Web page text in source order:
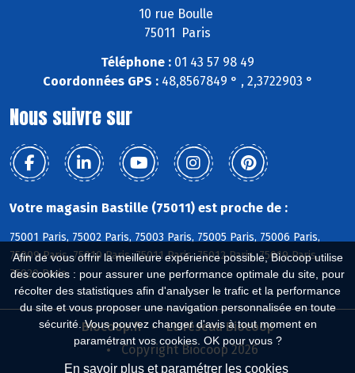
Afin de vous offrir la meilleure expérience possible, Biocoop utilise
des cookies : pour assurer une performance optimale du site, pour
récolter des statistiques afin d'analyser le trafic et la performance
du site et vous proposer une navigation personnalisée en toute
sécurité. Vous pouvez changer d'avis à tout moment en
paramétrant vos cookies. OK pour vous ?
En savoir plus et paramétrer les cookies
10 rue Boulle
75011 Paris
Téléphone : 01 43 57 98 49
Coordonnées GPS :48,8567849 ° , 2,3722903 °
Nous suivre sur
Votre magasin Bastille (75011) est proche de :
75001 Paris, 75002 Paris, 75003 Paris, 75005 Paris, 75006 Paris,
75009 Paris, 75010 Paris, 75011 Paris, 75012 Paris, 75019 Paris,
75020 Paris
Biocoop.fr
Le réseau Biocoop
Copyright Biocoop 2026